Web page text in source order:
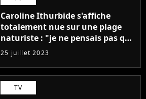
Caroline Ithurbide s'affiche
totalement nue sur une plage
naturiste : "je ne pensais pas que
j'arriverais à le faire..."
25 juillet 2023
TV